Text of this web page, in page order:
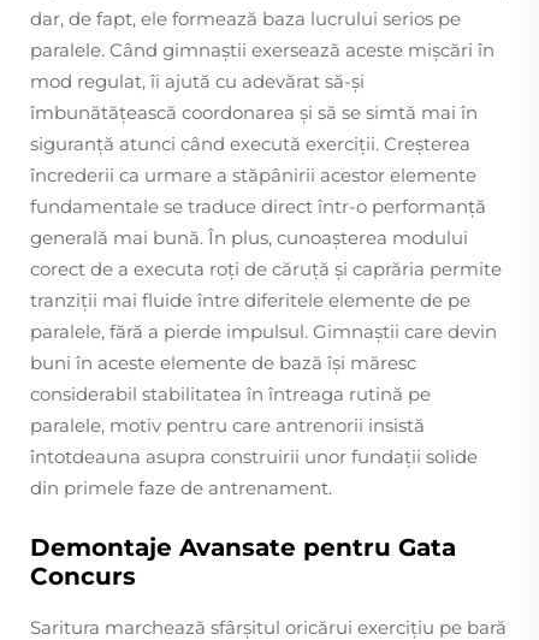
dar, de fapt, ele formează baza lucrului serios pe
paralele. Când gimnaștii exersează aceste mișcări în
mod regulat, îi ajută cu adevărat să-și
îmbunătățească coordonarea și să se simtă mai în
siguranță atunci când execută exerciții. Creșterea
încrederii ca urmare a stăpânirii acestor elemente
fundamentale se traduce direct într-o performanță
generală mai bună. În plus, cunoașterea modului
corect de a executa roți de căruță și caprăria permite
tranziții mai fluide între diferitele elemente de pe
paralele, fără a pierde impulsul. Gimnaștii care devin
buni în aceste elemente de bază își măresc
considerabil stabilitatea în întreaga rutină pe
paralele, motiv pentru care antrenorii insistă
întotdeauna asupra construirii unor fundații solide
din primele faze de antrenament.
Demontaje Avansate pentru Gata
Concurs
Saritura marchează sfârșitul oricărui exercițiu pe bară